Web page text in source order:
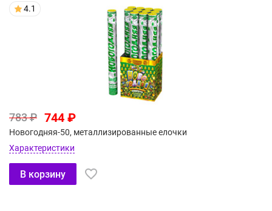
4.1
783 ₽ 744 ₽
Новогодняя-50, металлизированные елочки
Характеристики
В корзину